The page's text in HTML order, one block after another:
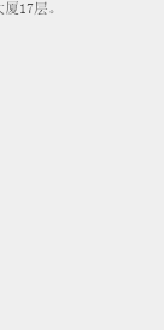
17层。